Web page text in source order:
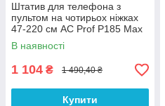
Штатив для телефона з
пультом на чотирьох ніжках
47-220 см AC Prof P185 Max
Aluminum
В наявності
1 104 ₴ 1 490,40 ₴
Купити